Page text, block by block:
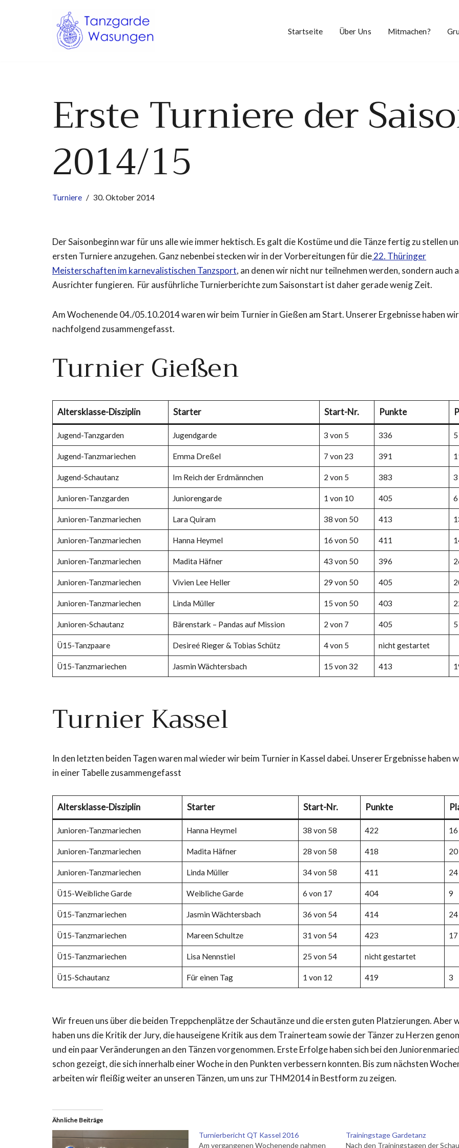
Startseite Über Uns Mitmachen?
Erste Turniere der
2014/15
Turniere 30. Oktober 2014
Der Saisonbeginn war für uns alle wie immer hektisch. Es galt die Kostüme und die Tänze fertig zu stellen
ersten Turniere anzugehen. Ganz nebenbei stecken wir in der Vorbereitungen für die22. Thüringer
Meisterschaften im karnevalistischen Tanzsport, an denen wir nicht nur teilnehmen werden, sondern auch
Ausrichter fungieren. Für ausführliche Turnierberichte zum Saisonstart ist daher gerade wenig Zeit.
Am Wochenende 04./05.10.2014 waren wir beim Turnier in Gießen am Start. Unserer Ergebnisse haben wir
nachfolgend zusammengefasst.
Turnier Gießen
Altersklasse-Disziplin Starter Start-Nr. Punkte
Jugend-Tanzgarden Jugendgarde 3 von 5 336 5
Jugend-Tanzmariechen Emma Dreßel 7 von 23 391
Jugend-Schautanz Im Reich der Erdmännchen 2 von 5 383 3
Junioren-Tanzgarden Juniorengarde 1 von 10 405 6
Junioren-Tanzmariechen Lara Quiram 38 von 50 413
Junioren-Tanzmariechen Hanna Heymel 16 von 50 411
Junioren-Tanzmariechen Madita Häfner 43 von 50 396
Junioren-Tanzmariechen Vivien Lee Heller 29 von 50 405
Junioren-Tanzmariechen Linda Müller 15 von 50 403
Junioren-Schautanz Bärenstark – Pandas auf Mission 2 von 7 405 5
Ü15-Tanzpaare Desireé Rieger & Tobias Schütz 4 von 5 nicht gestartet
Ü15-Tanzmariechen Jasmin Wächtersbach 15 von 32 413
Turnier Kassel
In den letzten beiden Tagen waren mal wieder wir beim Turnier in Kassel dabei. Unserer Ergebnisse haben
in einer Tabelle zusammengefasst
Altersklasse-Disziplin Starter Start-Nr. Punkte
Junioren-Tanzmariechen Hanna Heymel 38 von 58 422 16
Junioren-Tanzmariechen Madita Häfner 28 von 58 418 20
Junioren-Tanzmariechen Linda Müller 34 von 58 411 24
Ü15-Weibliche Garde Weibliche Garde 6 von 17 404 9
Ü15-Tanzmariechen Jasmin Wächtersbach 36 von 54 414 24
Ü15-Tanzmariechen Mareen Schultze 31 von 54 423 17
Ü15-Tanzmariechen Lisa Nennstiel 25 von 54 nicht gestartet
Ü15-Schautanz Für einen Tag 1 von 12 419 3
Wir freuen uns über die beiden Treppchenplätze der Schautänze und die ersten guten Platzierungen. Aber
haben uns die Kritik der Jury, die hauseigene Kritik aus dem Trainerteam sowie der Tänzer zu Herzen
und ein paar Veränderungen an den Tänzen vorgenommen. Erste Erfolge haben sich bei den
schon gezeigt, die sich innerhalb einer Woche in den Punkten verbessern konnten. Bis zum nächsten
arbeiten wir fleißig weiter an unseren Tänzen, um uns zur THM2014 in Bestform zu zeigen.
Ähnliche Beiträge
Turnierbericht QT Kassel 2016
Am vergangenen Wochenende nahmen
Trainingstage Gardetanz
Nach den Trainingstagen der